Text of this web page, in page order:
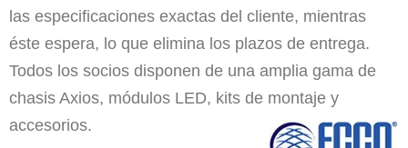
las especificaciones exactas del cliente, mientras
éste espera, lo que elimina los plazos de entrega.
Todos los socios disponen de una amplia gama de
chasis Axios, módulos LED, kits de montaje y
accesorios.